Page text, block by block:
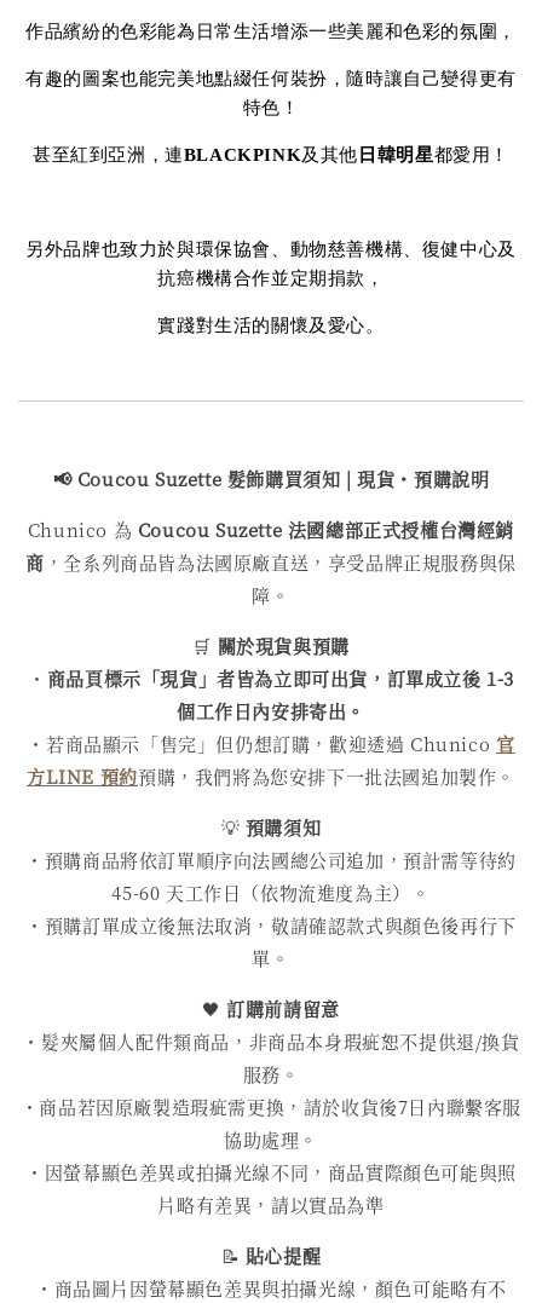
作品繽紛的色彩能為日常生活增添一些美麗和色彩的氛圍，
有趣的圖案也能完美地點綴任何裝扮，隨時讓自己變得更有
特色！
甚至紅到亞洲，連BLACKPINK及其他 日韓明星都愛用！
另外品牌也致力於與環保協會、動物慈善機構、復健中心及
抗癌機構合作並定期捐款，
實踐對生活的關懷及愛心。
📢 Coucou Suzette 髮飾購買須知 | 現貨・預購說明
Chunico 為 Coucou Suzette 法國總部正式授權台灣經銷
商 ，全系列商品皆為法國原廠直送，享受品牌正規服務與保
障。
🛒 關於現貨與預購
・ 商品頁標示「現貨」者皆為立即可出貨，訂單成立後 1-3
個工作日內安排寄出。
・若商品顯示「售完」但仍想訂購，歡迎透過 Chunico 官
方LINE 預約預購，我們將為您安排下一批法國追加製作。
💡 預購須知
・預購商品將依訂單順序向法國總公司追加，預計需等待約
45-60 天工作日（依物流進度為主）。
・預購訂單成立後無法取消，敬請確認款式與顏色後再行下
單。
🖤訂購前請留意
・髮夾屬個人配件類商品，非商品本身瑕疵恕不提供退/換貨
服務。
・商品若因原廠製造瑕疵需更換，請於收貨後7日內聯繫客服
協助處理。
・因螢幕顯色差異或拍攝光線不同，商品實際顏色可能與照
片略有差異，請以實品為準
📝 貼心提醒
・商品圖片因螢幕顯色差異與拍攝光線，顏色可能略有不